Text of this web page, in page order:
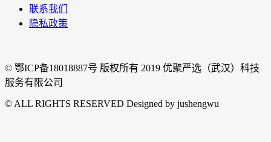
联系我们
隐私政策
© 鄂ICP备18018887号 版权所有 2019 优聚严选（武汉）科技
服务有限公司
© ALL RIGHTS RESERVED Designed by jushengwu